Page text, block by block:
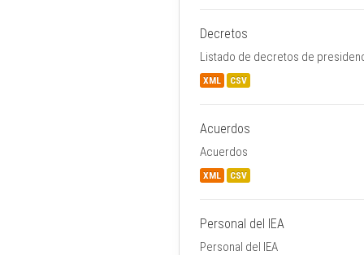
Decretos
Listado de decretos de
XML CSV
Acuerdos
Acuerdos
XML CSV
Personal del IEA
Personal del IEA